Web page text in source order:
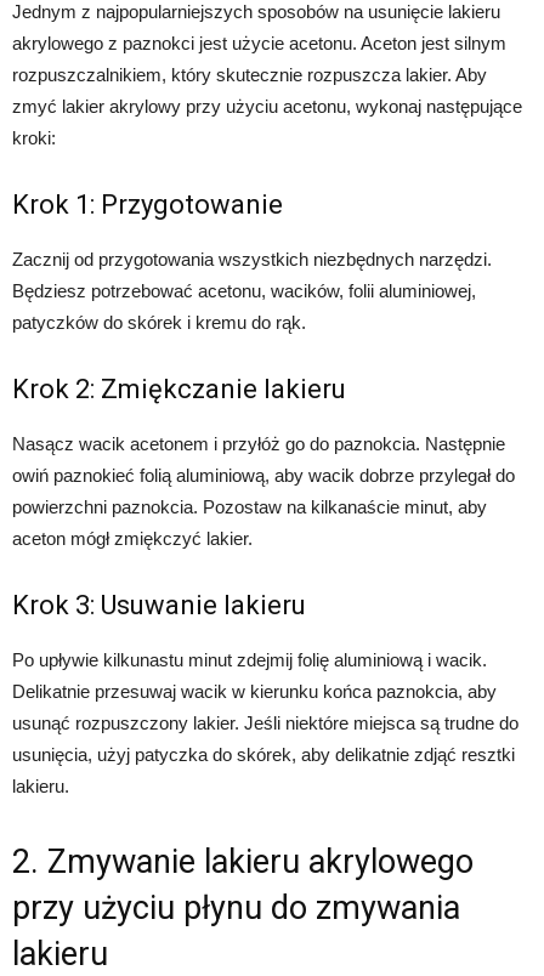
Jednym z najpopularniejszych sposobów na usunięcie lakieru
akrylowego z paznokci jest użycie acetonu. Aceton jest silnym
rozpuszczalnikiem, który skutecznie rozpuszcza lakier. Aby
zmyć lakier akrylowy przy użyciu acetonu, wykonaj następujące
kroki:
Krok 1: Przygotowanie
Zacznij od przygotowania wszystkich niezbędnych narzędzi.
Będziesz potrzebować acetonu, wacików, folii aluminiowej,
patyczków do skórek i kremu do rąk.
Krok 2: Zmiękczanie lakieru
Nasącz wacik acetonem i przyłóż go do paznokcia. Następnie
owiń paznokieć folią aluminiową, aby wacik dobrze przylegał do
powierzchni paznokcia. Pozostaw na kilkanaście minut, aby
aceton mógł zmiękczyć lakier.
Krok 3: Usuwanie lakieru
Po upływie kilkunastu minut zdejmij folię aluminiową i wacik.
Delikatnie przesuwaj wacik w kierunku końca paznokcia, aby
usunąć rozpuszczony lakier. Jeśli niektóre miejsca są trudne do
usunięcia, użyj patyczka do skórek, aby delikatnie zdjąć resztki
lakieru.
2. Zmywanie lakieru akrylowego
przy użyciu płynu do zmywania
lakieru